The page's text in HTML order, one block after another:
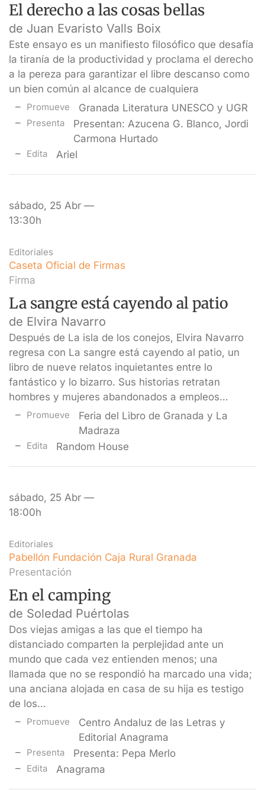
El derecho a las cosas bellas
de Juan Evaristo Valls Boix
Este ensayo es un manifiesto filosófico que desafía
la tiranía de la productividad y proclama el derecho
a la pereza para garantizar el libre descanso como
un bien común al alcance de cualquiera
Promueve Granada Literatura UNESCO y UGR
Presenta
Presentan: Azucena G. Blanco, Jordi
Carmona Hurtado
Edita Ariel
sábado, 25 Abr —
13:30h
Editoriales
Caseta Oficial de Firmas
Firma
La sangre está cayendo al patio
de Elvira Navarro
Después de La isla de los conejos, Elvira Navarro
regresa con La sangre está cayendo al patio, un
libro de nueve relatos inquietantes entre lo
fantástico y lo bizarro. Sus historias retratan
hombres y mujeres abandonados a empleos…
Promueve
Feria del Libro de Granada y La
Madraza
Edita Random House
sábado, 25 Abr —
18:00h
Editoriales
Pabellón Fundación Caja Rural Granada
Presentación
En el camping
de Soledad Puértolas
Dos viejas amigas a las que el tiempo ha
distanciado comparten la perplejidad ante un
mundo que cada vez entienden menos; una
llamada que no se respondió ha marcado una vida;
una anciana alojada en casa de su hija es testigo
de los…
Promueve
Centro Andaluz de las Letras y
Editorial Anagrama
Presenta Presenta: Pepa Merlo
Edita Anagrama